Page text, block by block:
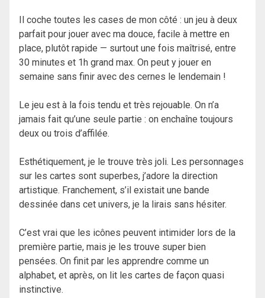
Il coche toutes les cases de mon côté : un jeu à deux
parfait pour jouer avec ma douce, facile à mettre en
place, plutôt rapide — surtout une fois maîtrisé, entre
30 minutes et 1h grand max. On peut y jouer en
semaine sans finir avec des cernes le lendemain !
Le jeu est à la fois tendu et très rejouable. On n’a
jamais fait qu’une seule partie : on enchaîne toujours
deux ou trois d’affilée.
Esthétiquement, je le trouve très joli. Les personnages
sur les cartes sont superbes, j’adore la direction
artistique. Franchement, s’il existait une bande
dessinée dans cet univers, je la lirais sans hésiter.
C’est vrai que les icônes peuvent intimider lors de la
première partie, mais je les trouve super bien
pensées. On finit par les apprendre comme un
alphabet, et après, on lit les cartes de façon quasi
instinctive.